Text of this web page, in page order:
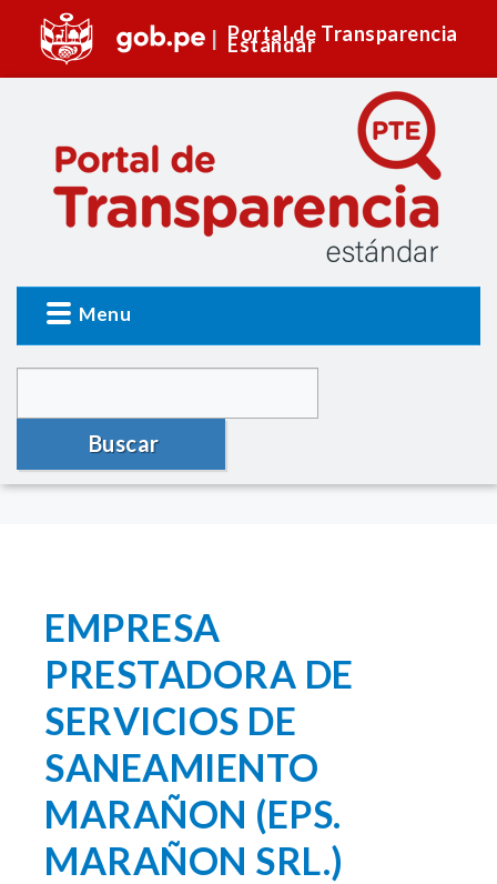
Portal de Transparencia
Estándar
Menu
Buscar
EMPRESA
PRESTADORA DE
SERVICIOS DE
SANEAMIENTO
MARAÑON (EPS.
MARAÑON SRL.)